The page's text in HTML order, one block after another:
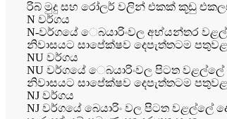
රිබ් මුදු සහ රෝලර් වලින් එකක් කූඩු
N වර්ගය
N-වර්ගයේ ෙබයාරිංවල අභ්යන්තර
නිවාසයට සාපේක්ෂව දෙපැත්තටම
NU වර්ගය
NU වර්ගයේ ෙබයාරිංවල පිටත
නිවාසයට සාපේක්ෂව දෙපැත්තටම
NJ වර්ගය
NJ වර්ගයේ බෙයාරිං වල පිටත